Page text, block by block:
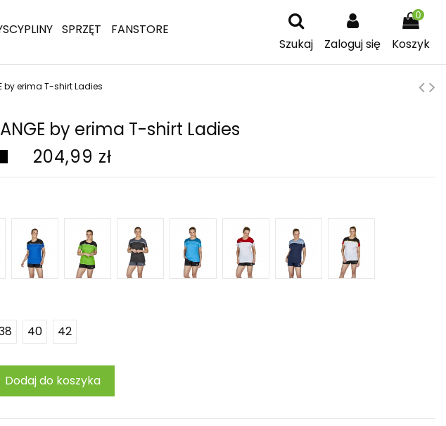
SPRZĘT
FANSTORE
Szukaj
Zaloguj się
0
Koszyk
by erima T-shirt Ladies
by erima T-shirt Ladies
204,99 zł
40 42
Dodaj do koszyka